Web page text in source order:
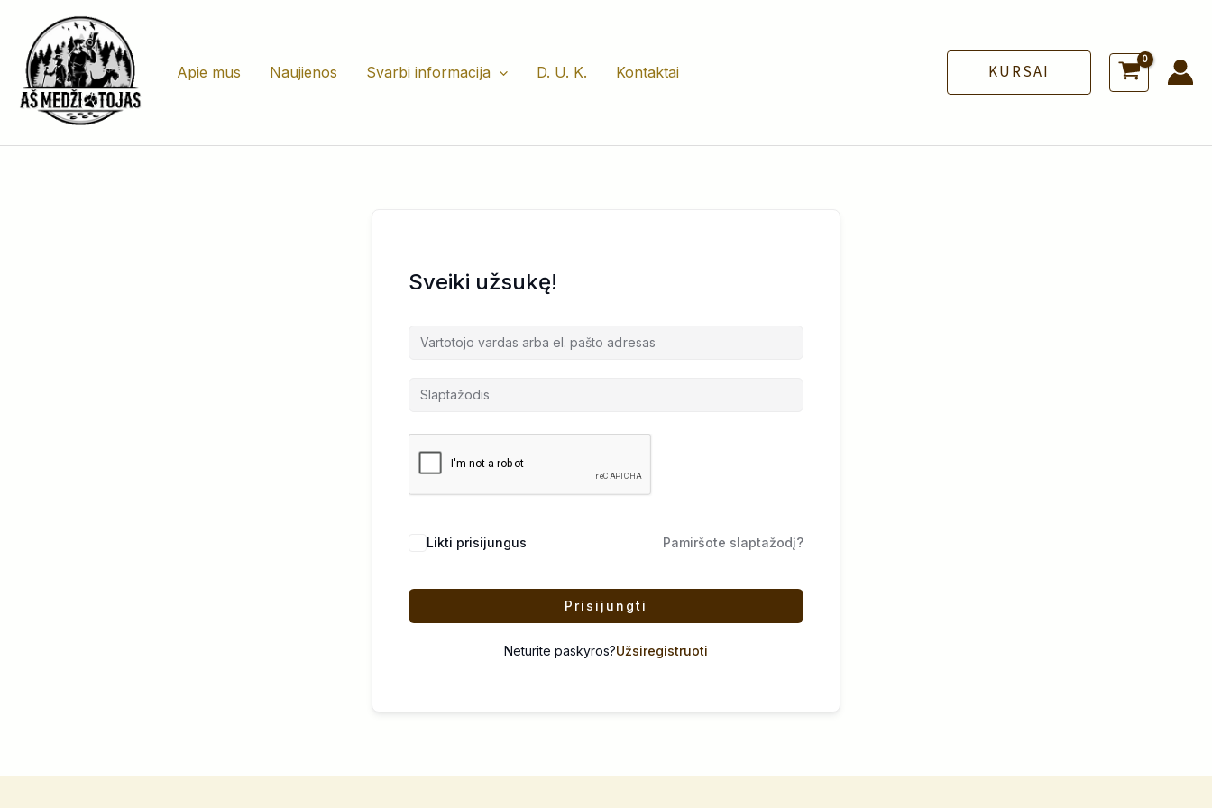
turinio
Apie mus
Naujienos Svarbi informacija D. U. K. Kontaktai KURSAI
Sveiki užsukę!
Likti prisijungus Pamiršote slaptažodį?
Prisijungti
Neturite paskyros?Užsiregistruoti